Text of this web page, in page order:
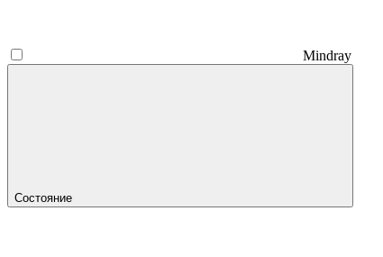
Mindray
Состояние